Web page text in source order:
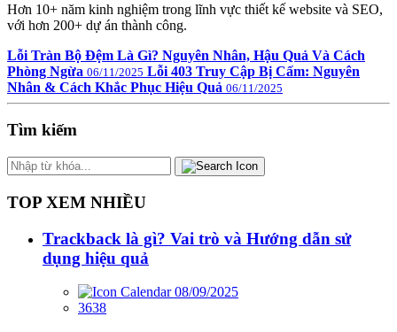
Hơn 10+ năm kinh nghiệm trong lĩnh vực thiết kế website và SEO,
với hơn 200+ dự án thành công.
Lỗi Tràn Bộ Đệm Là Gì? Nguyên Nhân, Hậu Quả Và Cách
Phòng Ngừa 06/11/2025 Lỗi 403 Truy Cập Bị Cấm: Nguyên
Nhân & Cách Khắc Phục Hiệu Quả 06/11/2025
Tìm kiếm
TOP XEM NHIỀU
Trackback là gì? Vai trò và Hướng dẫn sử
dụng hiệu quả
08/09/2025
3638